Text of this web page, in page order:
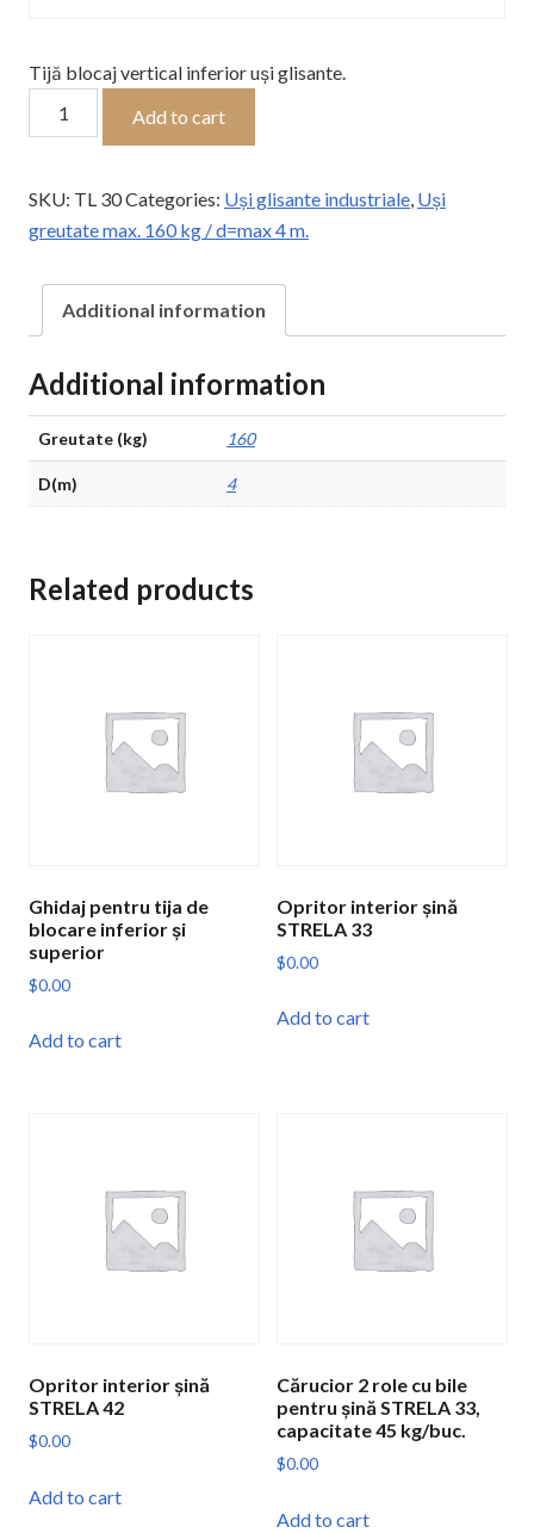
Tijă blocaj vertical inferior uși glisante.
blocaj
inferior
uși
quantity
Add to cart
SKU: TL 30Categories: Uși glisante industriale, Uși
greutate max. 160 kg / d=max 4 m.
Additional information
Additional information
Greutate (kg) 160
D(m) 4
Related products
Ghidaj pentru tija de
blocare inferior și
superior
$0.00
Add to cart
Opritor interior șină
STRELA 33
$0.00
Add to cart
Opritor interior șină
STRELA 42
$0.00
Add to cart
Cărucior 2 role cu bile
pentru șină STRELA 33,
capacitate 45 kg/buc.
$0.00
Add to cart